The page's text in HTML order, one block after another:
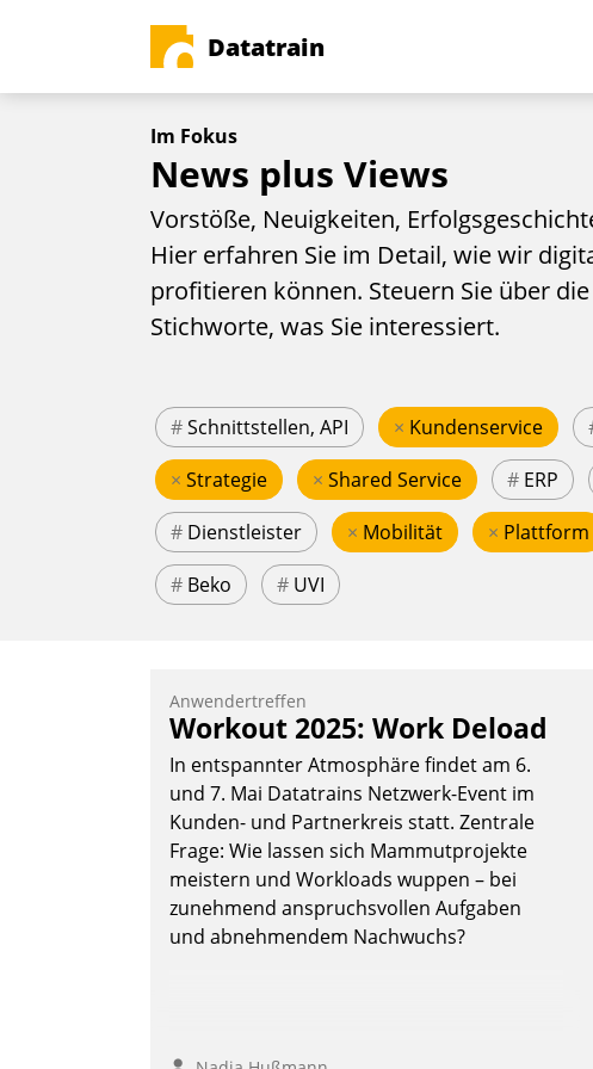
Datatrain
Im Fokus
News plus Views
Vorstöße, Neuigkeiten,
Hier erfahren Sie im Detail, wie wir
profitieren können. Steuern Sie über
Stichworte, was Sie interessiert.
#Schnittstellen, API × Kundenservice
× Strategie × Shared Service # ERP
# Dienstleister × Mobilität × Plattform
# Beko # UVI
Anwendertreffen
Workout 2025: Work Deload
In entspannter Atmosphäre findet am 6.
und 7. Mai Datatrains Netzwerk-Event im
Kunden- und Partnerkreis statt. Zentrale
Frage: Wie lassen sich Mammutprojekte
meistern und Workloads wuppen – bei
zunehmend anspruchsvollen Aufgaben
und abnehmendem Nachwuchs?